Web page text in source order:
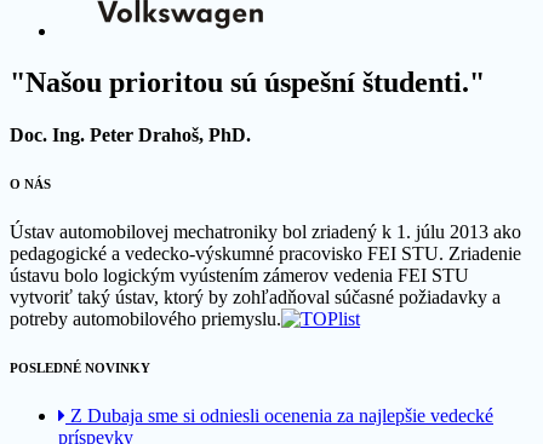
"Našou prioritou sú úspešní študenti."
Doc. Ing. Peter Drahoš, PhD.
O NÁS
Ústav automobilovej mechatroniky bol zriadený k 1. júlu 2013 ako
pedagogické a vedecko-výskumné pracovisko FEI STU. Zriadenie
ústavu bolo logickým vyústením zámerov vedenia FEI STU
vytvoriť taký ústav, ktorý by zohľadňoval súčasné požiadavky a
potreby automobilového priemyslu.
POSLEDNÉ NOVINKY
Z Dubaja sme si odniesli ocenenia za najlepšie vedecké
príspevky